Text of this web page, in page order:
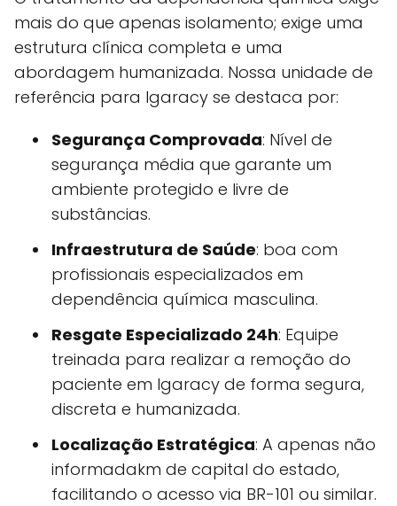
mais do que apenas isolamento; exige uma
estrutura clínica completa e uma
abordagem humanizada. Nossa unidade de
referência para Igaracy se destaca por:
Segurança Comprovada: Nível de
segurança média que garante um
ambiente protegido e livre de
substâncias.
Infraestrutura de Saúde: boa com
profissionais especializados em
dependência química masculina.
Resgate Especializado 24h: Equipe
treinada para realizar a remoção do
paciente em Igaracy de forma segura,
discreta e humanizada.
Localização Estratégica: A apenas não
informadakm de capital do estado,
facilitando o acesso via BR-101 ou similar.